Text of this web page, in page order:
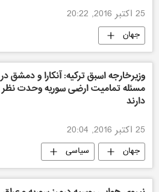
25 اکتبر 2016, 20:22
جهان
وزیرخارجه اسبق ترکیه: آنکارا و دمشق در
مسئله تمامیت ارضی سوریه وحدت نظر
دارند
25 اکتبر 2016, 20:04
جهان سیاسی